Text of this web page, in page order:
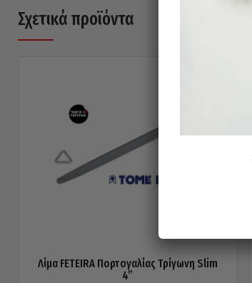
Σχετικά προϊόντα
Λίμα FETEIRA Πορτογαλίας Τρίγωνη Slim
4”